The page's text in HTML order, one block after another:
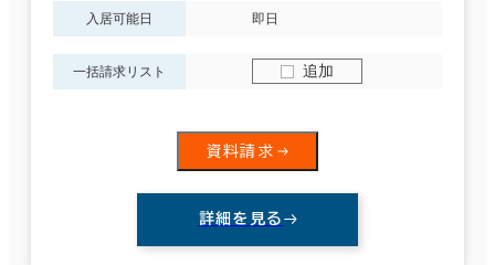
入居可能日 即日
一括請求リスト 追加
資料請求
詳細を見る